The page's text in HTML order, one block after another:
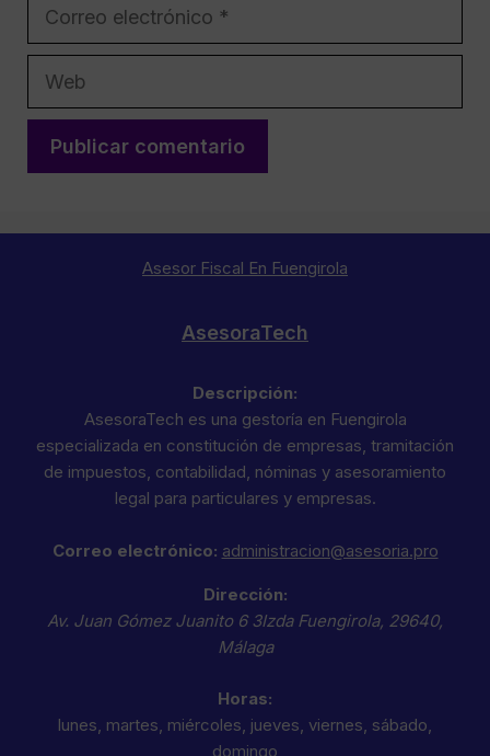
Asesor Fiscal En Fuengirola
AsesoraTech
Descripción:
AsesoraTech es una gestoría en Fuengirola
especializada en constitución de empresas, tramitación
de impuestos, contabilidad, nóminas y asesoramiento
legal para particulares y empresas.
Correo electrónico: administracion@asesoria.pro
Dirección:
Av. Juan Gómez Juanito 6 3Izda Fuengirola, 29640,
Málaga
Horas:
lunes, martes, miércoles, jueves, viernes, sábado,
domingo